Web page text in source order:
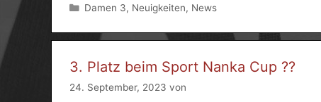
Kategorien
Damen 3, Neuigkeiten, News
3. Platz beim Sport Nanka Cup ??
24. September, 2023 von